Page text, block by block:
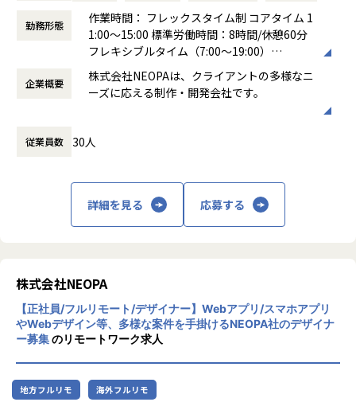
勤務形態
作業時間： フレックスタイム制 コアタイム 1
1:00～15:00 標準労働時間：8時間/休憩60分
フレキシブルタイム（7:00～19:00）
働き方：
フレックス制（コアタイムあり）
時間外労働の有無： 有（月平均20時間）
休憩時間： 60分
企業概要
株式会社NEOPAは、クライアントの多様なニ
ーズに応える制作・開発会社です。
ホアプリの開発をはじめ、WebサイトやWeb
ます。
これを強みとして、アパレル上場企業の会員
セスするファンサイトの運用・改善を継続し
て対応しています。
また、これまでIT企業が参入していなかった
映画製作にも挑戦。ITの力で世の中を良くす
ることを目指しつつ、分野にとらわれず自分
たちが価値を感じる事業に積極的に取り組ん
でいます。
従業員数 30人
詳細を見る 応募する
株式会社NEOPA
【正社員/フルリモート/デザイナー】Webアプリ/スマホアプリ
やWebデザイン等、多様な案件を手掛けるNEOPA社のデザイナ
ー募集のリモートワーク求人
地方フルリモ 海外フルリモ